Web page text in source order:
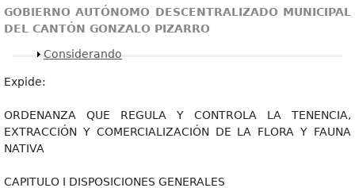
GOBIERNO AUTÓNOMO DESCENTRALIZADO MUNICIPAL
DEL CANTÓN GONZALO PIZARRO
Mostrar
Considerando
Expide:
ORDENANZA QUE REGULA Y CONTROLA LA TENENCIA,
EXTRACCIÓN Y COMERCIALIZACIÓN DE LA FLORA Y FAUNA
NATIVA
CAPITULO I DISPOSICIONES GENERALES